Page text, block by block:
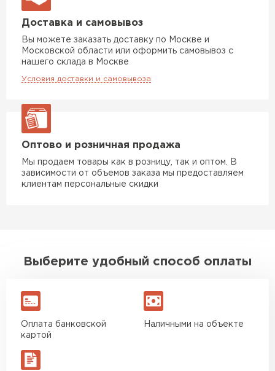
Доставка и самовывоз
Вы можете заказать доставку по Москве и
Московской области или оформить самовывоз с
нашего склада в Москве
Условия доставки и самовывоза
Оптово и розничная продажа
Мы продаем товары как в розницу, так и оптом. В
зависимости от объемов заказа мы предоставляем
клиентам персональные скидки
Выберите удобный способ оплаты
Оплата банковской
картой
Наличными на объекте